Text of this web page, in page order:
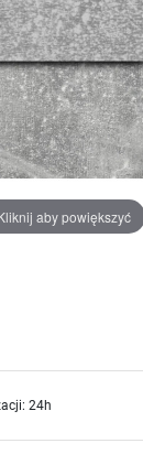
aby powiększyć
24h